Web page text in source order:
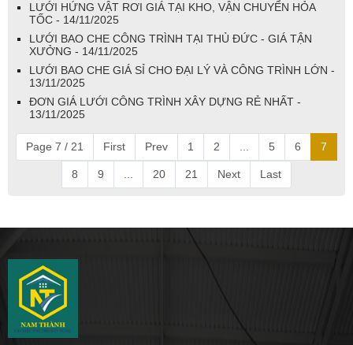
LƯỚI HỨNG VẬT RƠI GIÁ TẠI KHO, VẬN CHUYỂN HỎA
TỐC - 14/11/2025
LƯỚI BAO CHE CÔNG TRÌNH TẠI THỦ ĐỨC - GIÁ TẬN
XƯỞNG - 14/11/2025
LƯỚI BAO CHE GIÁ SỈ CHO ĐẠI LÝ VÀ CÔNG TRÌNH LỚN -
13/11/2025
ĐƠN GIÁ LƯỚI CÔNG TRÌNH XÂY DỰNG RẺ NHẤT -
13/11/2025
Page 7 / 21 First Prev 1 2 ... 5 6 7
8 9 ... 20 21 Next Last